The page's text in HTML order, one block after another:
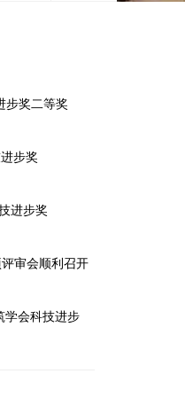
步奖二等奖
步奖
进步奖
审会顺利召开
学会科技进步